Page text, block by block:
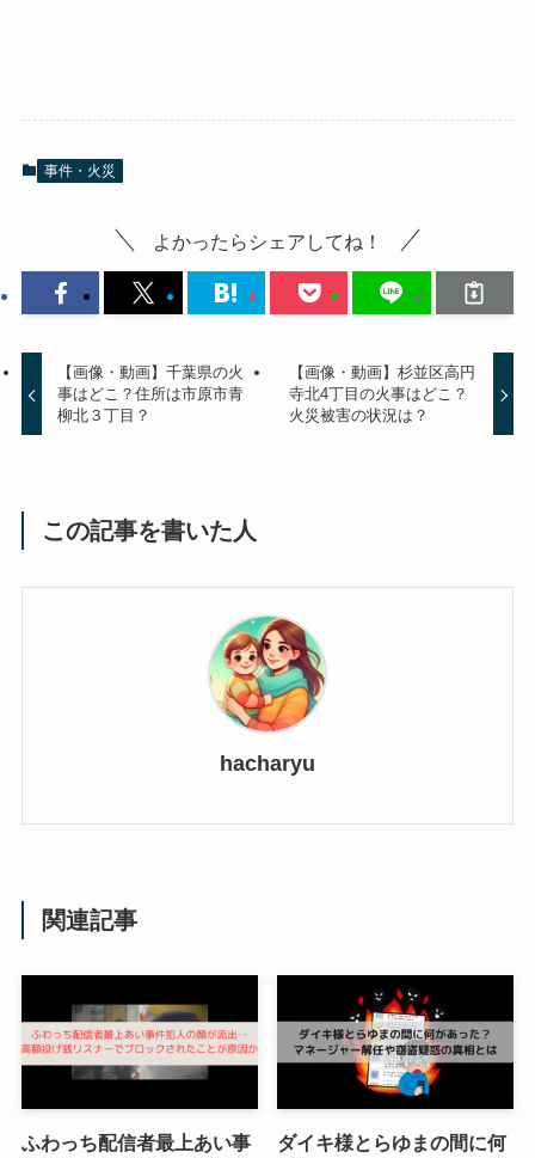
事件・火災
よかったらシェアしてね！
【画像・動画】千葉県の火
事はどこ？住所は市原市青
柳北３丁目？
【画像・動画】杉並区高円
寺北4丁目の火事はどこ？
火災被害の状況は？
この記事を書いた人
hacharyu
関連記事
ふわっち配信者最上あい事
ダイキ様とらゆまの間に何